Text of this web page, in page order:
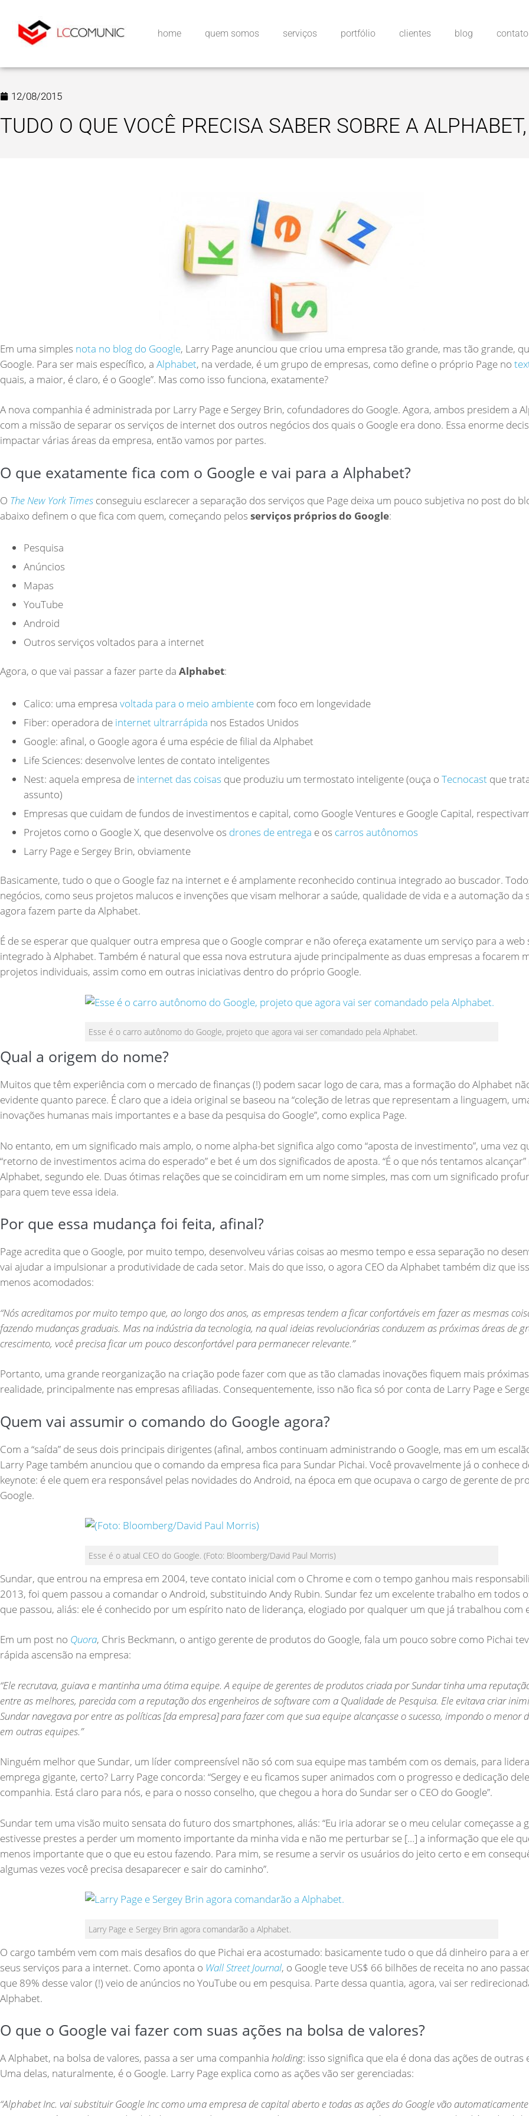
home quem somos serviços portfólio clientes blog contato
12/08/2015
TUDO O QUE VOCÊ PRECISA SABER SOBRE A
Em uma simples nota no blog do Google, Larry Page anunciou que criou uma empresa tão grande, mas tão grande,
Google. Para ser mais específico, a Alphabet, na verdade, é um grupo de empresas, como define o próprio Page no
quais, a maior, é claro, é o Google”. Mas como isso funciona, exatamente?
A nova companhia é administrada por Larry Page e Sergey Brin, cofundadores do Google. Agora, ambos presidem a
com a missão de separar os serviços de internet dos outros negócios dos quais o Google era dono. Essa enorme
impactar várias áreas da empresa, então vamos por partes.
O que exatamente fica com o Google e vai para a Alphabet?
O The New York Times conseguiu esclarecer a separação dos serviços que Page deixa um pouco subjetiva no post do
abaixo definem o que fica com quem, começando pelos serviços próprios do Google:
Pesquisa
Anúncios
Mapas
YouTube
Android
Outros serviços voltados para a internet
Agora, o que vai passar a fazer parte da Alphabet:
Calico: uma empresa voltada para o meio ambiente com foco em longevidade
Fiber: operadora de internet ultrarrápida nos Estados Unidos
Google: afinal, o Google agora é uma espécie de filial da Alphabet
Life Sciences: desenvolve lentes de contato inteligentes
Nest: aquela empresa de internet das coisas que produziu um termostato inteligente (ouça o Tecnocast que
assunto)
Empresas que cuidam de fundos de investimentos e capital, como Google Ventures e Google Capital,
Projetos como o Google X, que desenvolve os drones de entrega e os carros autônomos
Larry Page e Sergey Brin, obviamente
Basicamente, tudo o que o Google faz na internet e é amplamente reconhecido continua integrado ao buscador.
negócios, como seus projetos malucos e invenções que visam melhorar a saúde, qualidade de vida e a automação da
agora fazem parte da Alphabet.
É de se esperar que qualquer outra empresa que o Google comprar e não ofereça exatamente um serviço para a web
integrado à Alphabet. Também é natural que essa nova estrutura ajude principalmente as duas empresas a focarem
projetos individuais, assim como em outras iniciativas dentro do próprio Google.
Esse é o carro autônomo do Google, projeto que agora vai ser comandado pela Alphabet.
Qual a origem do nome?
Muitos que têm experiência com o mercado de finanças (!) podem sacar logo de cara, mas a formação do Alphabet
evidente quanto parece. É claro que a ideia original se baseou na “coleção de letras que representam a linguagem,
inovações humanas mais importantes e a base da pesquisa do Google”, como explica Page.
No entanto, em um significado mais amplo, o nome alpha-bet significa algo como “aposta de investimento”, uma vez
“retorno de investimentos acima do esperado” e bet é um dos significados de aposta. “É o que nós tentamos alcançar”
Alphabet, segundo ele. Duas ótimas relações que se coincidiram em um nome simples, mas com um significado
para quem teve essa ideia.
Por que essa mudança foi feita, afinal?
Page acredita que o Google, por muito tempo, desenvolveu várias coisas ao mesmo tempo e essa separação no
vai ajudar a impulsionar a produtividade de cada setor. Mais do que isso, o agora CEO da Alphabet também diz que
menos acomodados:
“Nós acreditamos por muito tempo que, ao longo dos anos, as empresas tendem a ficar confortáveis em fazer as mesmas
fazendo mudanças graduais. Mas na indústria da tecnologia, na qual ideias revolucionárias conduzem as próximas áreas de
crescimento, você precisa ficar um pouco desconfortável para permanecer relevante.”
Portanto, uma grande reorganização na criação pode fazer com que as tão clamadas inovações fiquem mais
realidade, principalmente nas empresas afiliadas. Consequentemente, isso não fica só por conta de Larry Page e
Quem vai assumir o comando do Google agora?
Com a “saída” de seus dois principais dirigentes (afinal, ambos continuam administrando o Google, mas em um
Larry Page também anunciou que o comando da empresa fica para Sundar Pichai. Você provavelmente já o conhece
keynote: é ele quem era responsável pelas novidades do Android, na época em que ocupava o cargo de gerente de
Google.
Esse é o atual CEO do Google. (Foto: Bloomberg/David Paul Morris)
Sundar, que entrou na empresa em 2004, teve contato inicial com o Chrome e com o tempo ganhou mais
2013, foi quem passou a comandar o Android, substituindo Andy Rubin. Sundar fez um excelente trabalho em todos
que passou, aliás: ele é conhecido por um espírito nato de liderança, elogiado por qualquer um que já trabalhou com
Em um post no Quora, Chris Beckmann, o antigo gerente de produtos do Google, fala um pouco sobre como Pichai
rápida ascensão na empresa:
“Ele recrutava, guiava e mantinha uma ótima equipe. A equipe de gerentes de produtos criada por Sundar tinha uma
entre as melhores, parecida com a reputação dos engenheiros de software com a Qualidade de Pesquisa. Ele evitava criar
Sundar navegava por entre as políticas [da empresa] para fazer com que sua equipe alcançasse o sucesso, impondo o menor
em outras equipes.”
Ninguém melhor que Sundar, um líder compreensível não só com sua equipe mas também com os demais, para
emprega gigante, certo? Larry Page concorda: “Sergey e eu ficamos super animados com o progresso e dedicação
companhia. Está claro para nós, e para o nosso conselho, que chegou a hora do Sundar ser o CEO do Google”.
Sundar tem uma visão muito sensata do futuro dos smartphones, aliás: “Eu iria adorar se o meu celular começasse a
estivesse prestes a perder um momento importante da minha vida e não me perturbar se […] a informação que ele
menos importante que o que eu estou fazendo. Para mim, se resume a servir os usuários do jeito certo e em
algumas vezes você precisa desaparecer e sair do caminho”.
Larry Page e Sergey Brin agora comandarão a Alphabet.
O cargo também vem com mais desafios do que Pichai era acostumado: basicamente tudo o que dá dinheiro para a
seus serviços para a internet. Como aponta o Wall Street Journal, o Google teve US$ 66 bilhões de receita no ano
que 89% desse valor (!) veio de anúncios no YouTube ou em pesquisa. Parte dessa quantia, agora, vai ser
Alphabet.
O que o Google vai fazer com suas ações na bolsa de valores?
A Alphabet, na bolsa de valores, passa a ser uma companhia holding: isso significa que ela é dona das ações de outras
Uma delas, naturalmente, é o Google. Larry Page explica como as ações vão ser gerenciadas:
“Alphabet Inc. vai substituir Google Inc como uma empresa de capital aberto e todas as ações do Google vão